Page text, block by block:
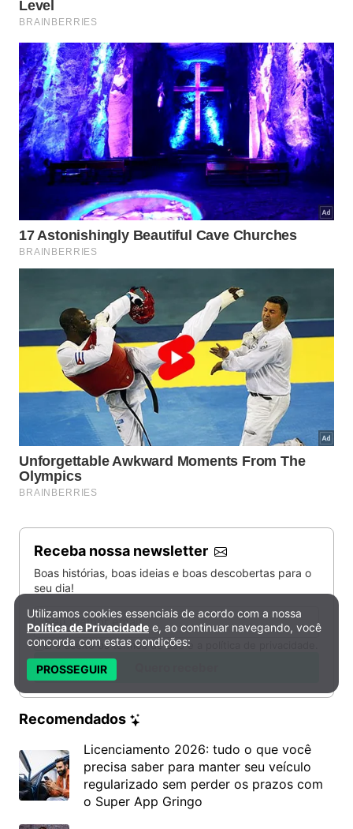
Receba nossa newsletter
Boas histórias, boas ideias e boas descobertas para o
seu dia!
Email
Li e aceito os termos de uso e a política de privacidade.
Recomendados
Licenciamento 2026: tudo o que você
precisa saber para manter seu veículo
regularizado sem perder os prazos com
o Super App Gringo
Política de Privacidade e Cookies
Utilizamos cookies essenciais de acordo com a nossa
Política de Privacidade e, ao continuar navegando, você
concorda com estas condições:
PROSSEGUIR